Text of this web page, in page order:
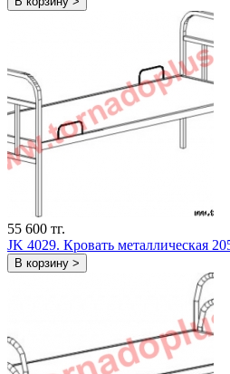
55 600 тг.
JK 4029. Кровать металлическая
В корзину >